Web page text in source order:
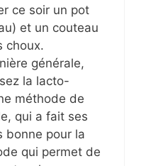
ce soir un pot
et un couteau
choux.
générale,
la lacto-
méthode de
qui a fait ses
bonne pour la
qui permet de